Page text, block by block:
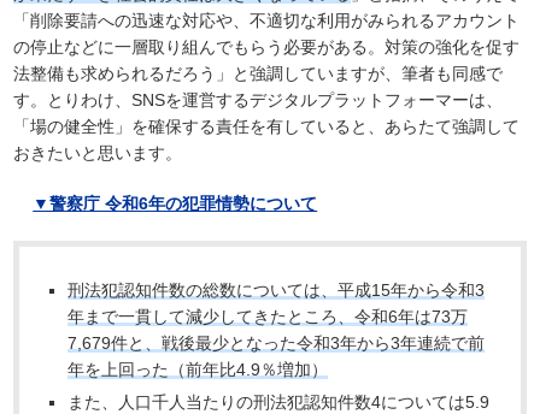
「削除要請への迅速な対応や、不適切な利用がみられるアカウント
の停止などに一層取り組んでもらう必要がある。対策の強化を促す
法整備も求められるだろう」と強調していますが、筆者も同感で
す。とりわけ、SNSを運営するデジタルプラットフォーマーは、
「場の健全性」を確保する責任を有していると、あらたて強調して
おきたいと思います。
▼警察庁 令和6年の犯罪情勢について
刑法犯認知件数の総数については、平成15年から令和3
年まで一貫して減少してきたところ、令和6年は73万
7,679件と、戦後最少となった令和3年から3年連続で前
年を上回った（前年比4.9％増加）
また、人口千人当たりの刑法犯認知件数4については5.9